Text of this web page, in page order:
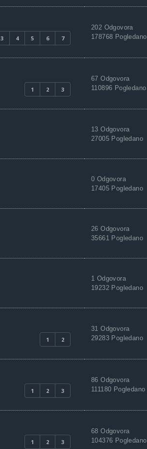
3 4 5 6 7
202 Odgovora
178768 Pogledano
1 2 3
67 Odgovora
110896 Pogledano
13 Odgovora
27005 Pogledano
0 Odgovora
17405 Pogledano
26 Odgovora
35661 Pogledano
1 Odgovora
19232 Pogledano
1 2
31 Odgovora
29283 Pogledano
1 2 3
86 Odgovora
111180 Pogledano
1 2 3
68 Odgovora
104376 Pogledano